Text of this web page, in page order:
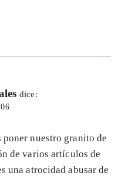
dice:
poner nuestro granito de
de varios artículos de
una atrocidad abusar de